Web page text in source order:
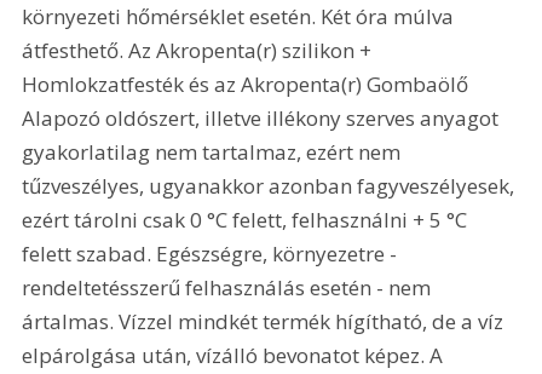
környezeti hőmérséklet esetén. Két óra múlva
átfesthető. Az Akropenta(r) szilikon +
Homlokzatfesték és az Akropenta(r) Gombaölő
Alapozó oldószert, illetve illékony szerves anyagot
gyakorlatilag nem tartalmaz, ezért nem
tűzveszélyes, ugyanakkor azonban fagyveszélyesek,
ezért tárolni csak 0 °C felett, felhasználni + 5 °C
felett szabad. Egészségre, környezetre -
rendeltetésszerű felhasználás esetén - nem
ártalmas. Vízzel mindkét termék hígítható, de a víz
elpárolgása után, vízálló bevonatot képez. A